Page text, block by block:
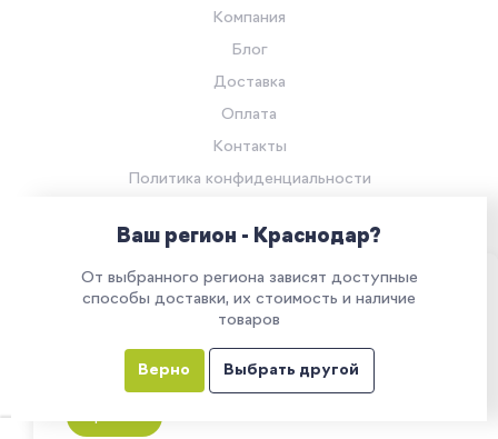
Компания
Блог
Доставка
Оплата
Контакты
Политика конфиденциальности
Все права защищены.
Все указанные на сайте цены носят информационный характер и
не являются публичной офертой (ст. 437 ГК РФ)
Наш сайт использует куки. Продолжая им
пользоваться, вы соглашаетесь на обработку
персональных данных в соответствии с
политикой конфиденциальности
Ваш регион - Краснодар?
От выбранного региона зависят доступные
способы доставки, их стоимость и наличие
товаров
Верно Выбрать другой